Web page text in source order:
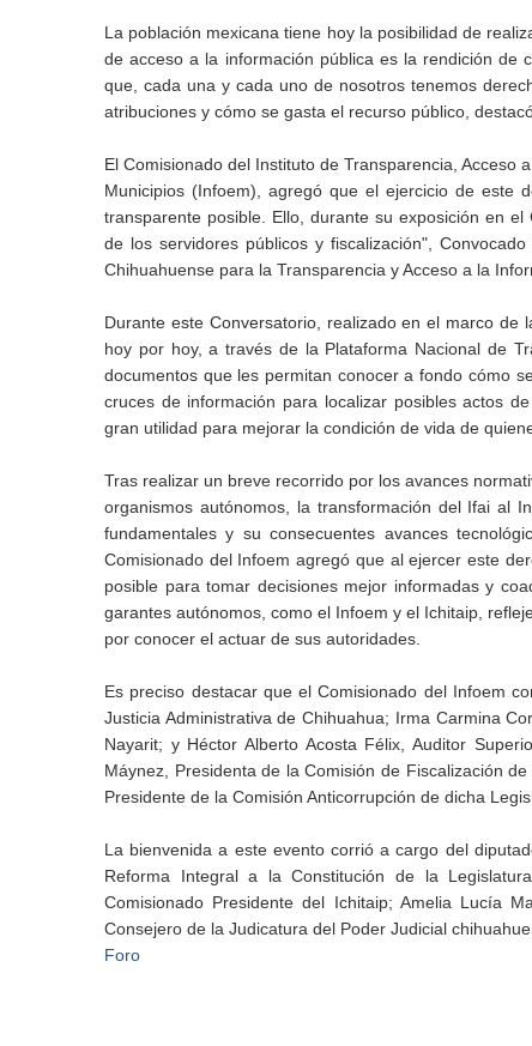
La población mexicana tiene hoy la posibilidad de
de acceso a la información pública es la rendición de
que, cada una y cada uno de nosotros tenemos
atribuciones y cómo se gasta el recurso público,
El Comisionado del Instituto de Transparencia, Acceso
Municipios (Infoem), agregó que el ejercicio de este
transparente posible. Ello, durante su exposición en
de los servidores públicos y fiscalización",
Chihuahuense para la Transparencia y Acceso a la
Durante este Conversatorio, realizado en el marco
hoy por hoy, a través de la Plataforma Nacional de
documentos que les permitan conocer a fondo cómo
cruces de información para localizar posibles actos
gran utilidad para mejorar la condición de vida de
Tras realizar un breve recorrido por los avances
organismos autónomos, la transformación del Ifai al
fundamentales y su consecuentes avances
Comisionado del Infoem agregó que al ejercer este
posible para tomar decisiones mejor informadas y
garantes autónomos, como el Infoem y el Ichitaip,
por conocer el actuar de sus autoridades.
Es preciso destacar que el Comisionado del Infoem
Justicia Administrativa de Chihuahua; Irma Carmina
Nayarit; y Héctor Alberto Acosta Félix, Auditor
Máynez, Presidenta de la Comisión de Fiscalización
Presidente de la Comisión Anticorrupción de dicha
La bienvenida a este evento corrió a cargo del
Reforma Integral a la Constitución de la
Comisionado Presidente del Ichitaip; Amelia Lucía
Consejero de la Judicatura del Poder Judicial
Foro